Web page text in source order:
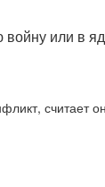
или в
считает